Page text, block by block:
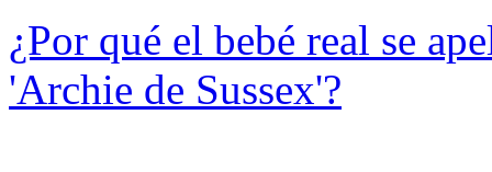
¿Por qué el bebé real se
'Archie de Sussex'?